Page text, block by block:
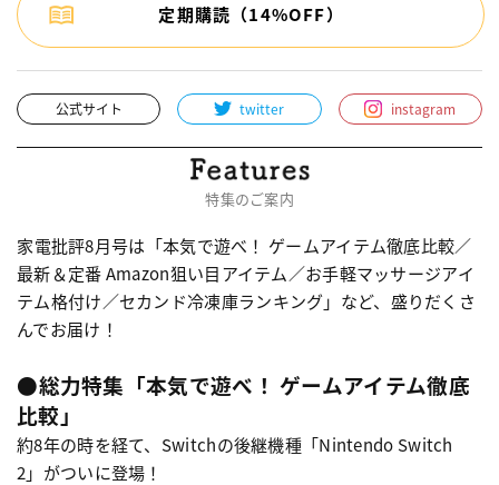
定期購読（14%OFF）
公式サイト twitter instagram
特集のご案内
家電批評8月号は「本気で遊べ！ ゲームアイテム徹底比較／
最新＆定番 Amazon狙い目アイテム／お手軽マッサージアイ
テム格付け／セカンド冷凍庫ランキング」など、盛りだくさ
んでお届け！
●総力特集「本気で遊べ！ ゲームアイテム徹底
比較」
約8年の時を経て、Switchの後継機種「Nintendo Switch
2」がついに登場！